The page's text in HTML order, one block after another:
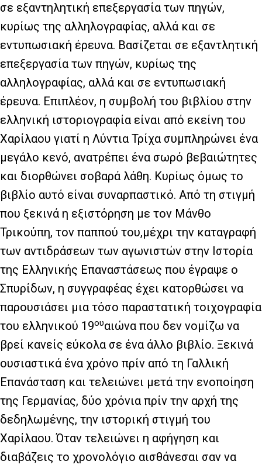
σε εξαντηλητική επεξεργασία των πηγών,
κυρίως της αλληλογραφίας, αλλά και σε
εντυπωσιακή έρευνα. Βασίζεται σε εξαντλητική
επεξεργασία των πηγών, κυρίως της
αλληλογραφίας, αλλά και σε εντυπωσιακή
έρευνα. Επιπλέον, η συμβολή του βιβλίου στην
ελληνική ιστοριογραφία είναι από εκείνη του
Χαρίλαου γιατί η Λύντια Τρίχα συμπληρώνει ένα
μεγάλο κενό, ανατρέπει ένα σωρό βεβαιώτητες
και διορθώνει σοβαρά λάθη. Κυρίως όμως το
βιβλίο αυτό είναι συναρπαστικό. Από τη στιγμή
που ξεκινά η εξιστόρηση με τον Μάνθο
Τρικούπη, τον παππού του,μέχρι την καταγραφή
των αντιδράσεων των αγωνιστών στην Ιστορία
της Ελληνικής Επαναστάσεως που έγραψε ο
Σπυρίδων, η συγγραφέας έχει κατορθώσει να
παρουσιάσει μια τόσο παραστατική τοιχογραφία
του ελληνικού 19ουαιώνα που δεν νομίζω να
βρεί κανείς εύκολα σε ένα άλλο βιβλίο. Ξεκινά
ουσιαστικά ένα χρόνο πρίν από τη Γαλλική
Επανάσταση και τελειώνει μετά την ενοποίηση
της Γερμανίας, δύο χρόνια πρίν την αρχή της
δεδηλωμένης, την ιστορική στιγμή του
Χαρίλαου. Όταν τελειώνει η αφήγηση και
διαβάζεις το χρονολόγιο αισθάνεσαι σαν να